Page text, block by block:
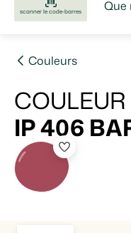
scanner le code-barres
Couleurs
IP 406